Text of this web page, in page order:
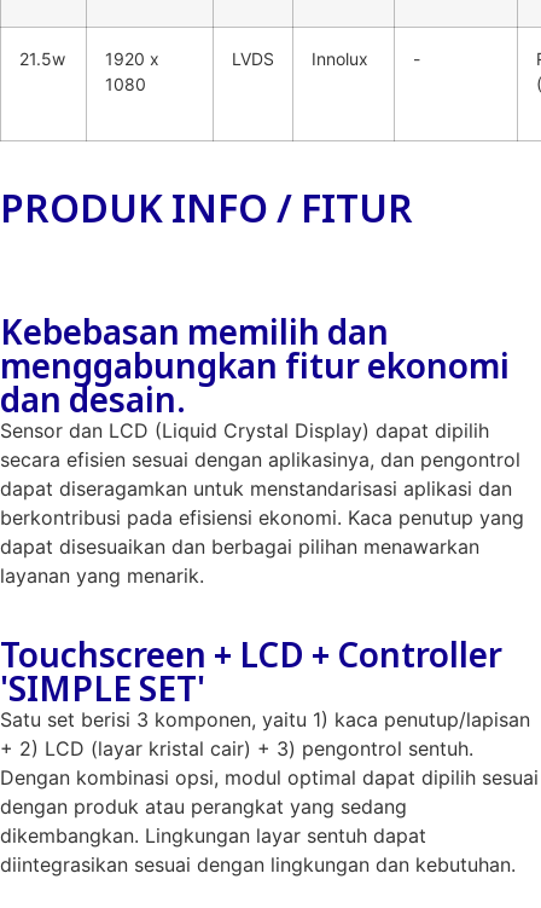
21.5w
1920 x
1080
LVDS Innolux -
PRODUK INFO / FITUR
Kebebasan memilih dan
menggabungkan fitur ekonomi
dan desain.
Sensor dan LCD (Liquid Crystal Display) dapat dipilih
secara efisien sesuai dengan aplikasinya, dan pengontrol
dapat diseragamkan untuk menstandarisasi aplikasi dan
berkontribusi pada efisiensi ekonomi. Kaca penutup yang
dapat disesuaikan dan berbagai pilihan menawarkan
layanan yang menarik.
Touchscreen + LCD + Controller
'SIMPLE SET'
Satu set berisi 3 komponen, yaitu 1) kaca penutup/lapisan
+ 2) LCD (layar kristal cair) + 3) pengontrol sentuh.
Dengan kombinasi opsi, modul optimal dapat dipilih sesuai
dengan produk atau perangkat yang sedang
dikembangkan. Lingkungan layar sentuh dapat
diintegrasikan sesuai dengan lingkungan dan kebutuhan.